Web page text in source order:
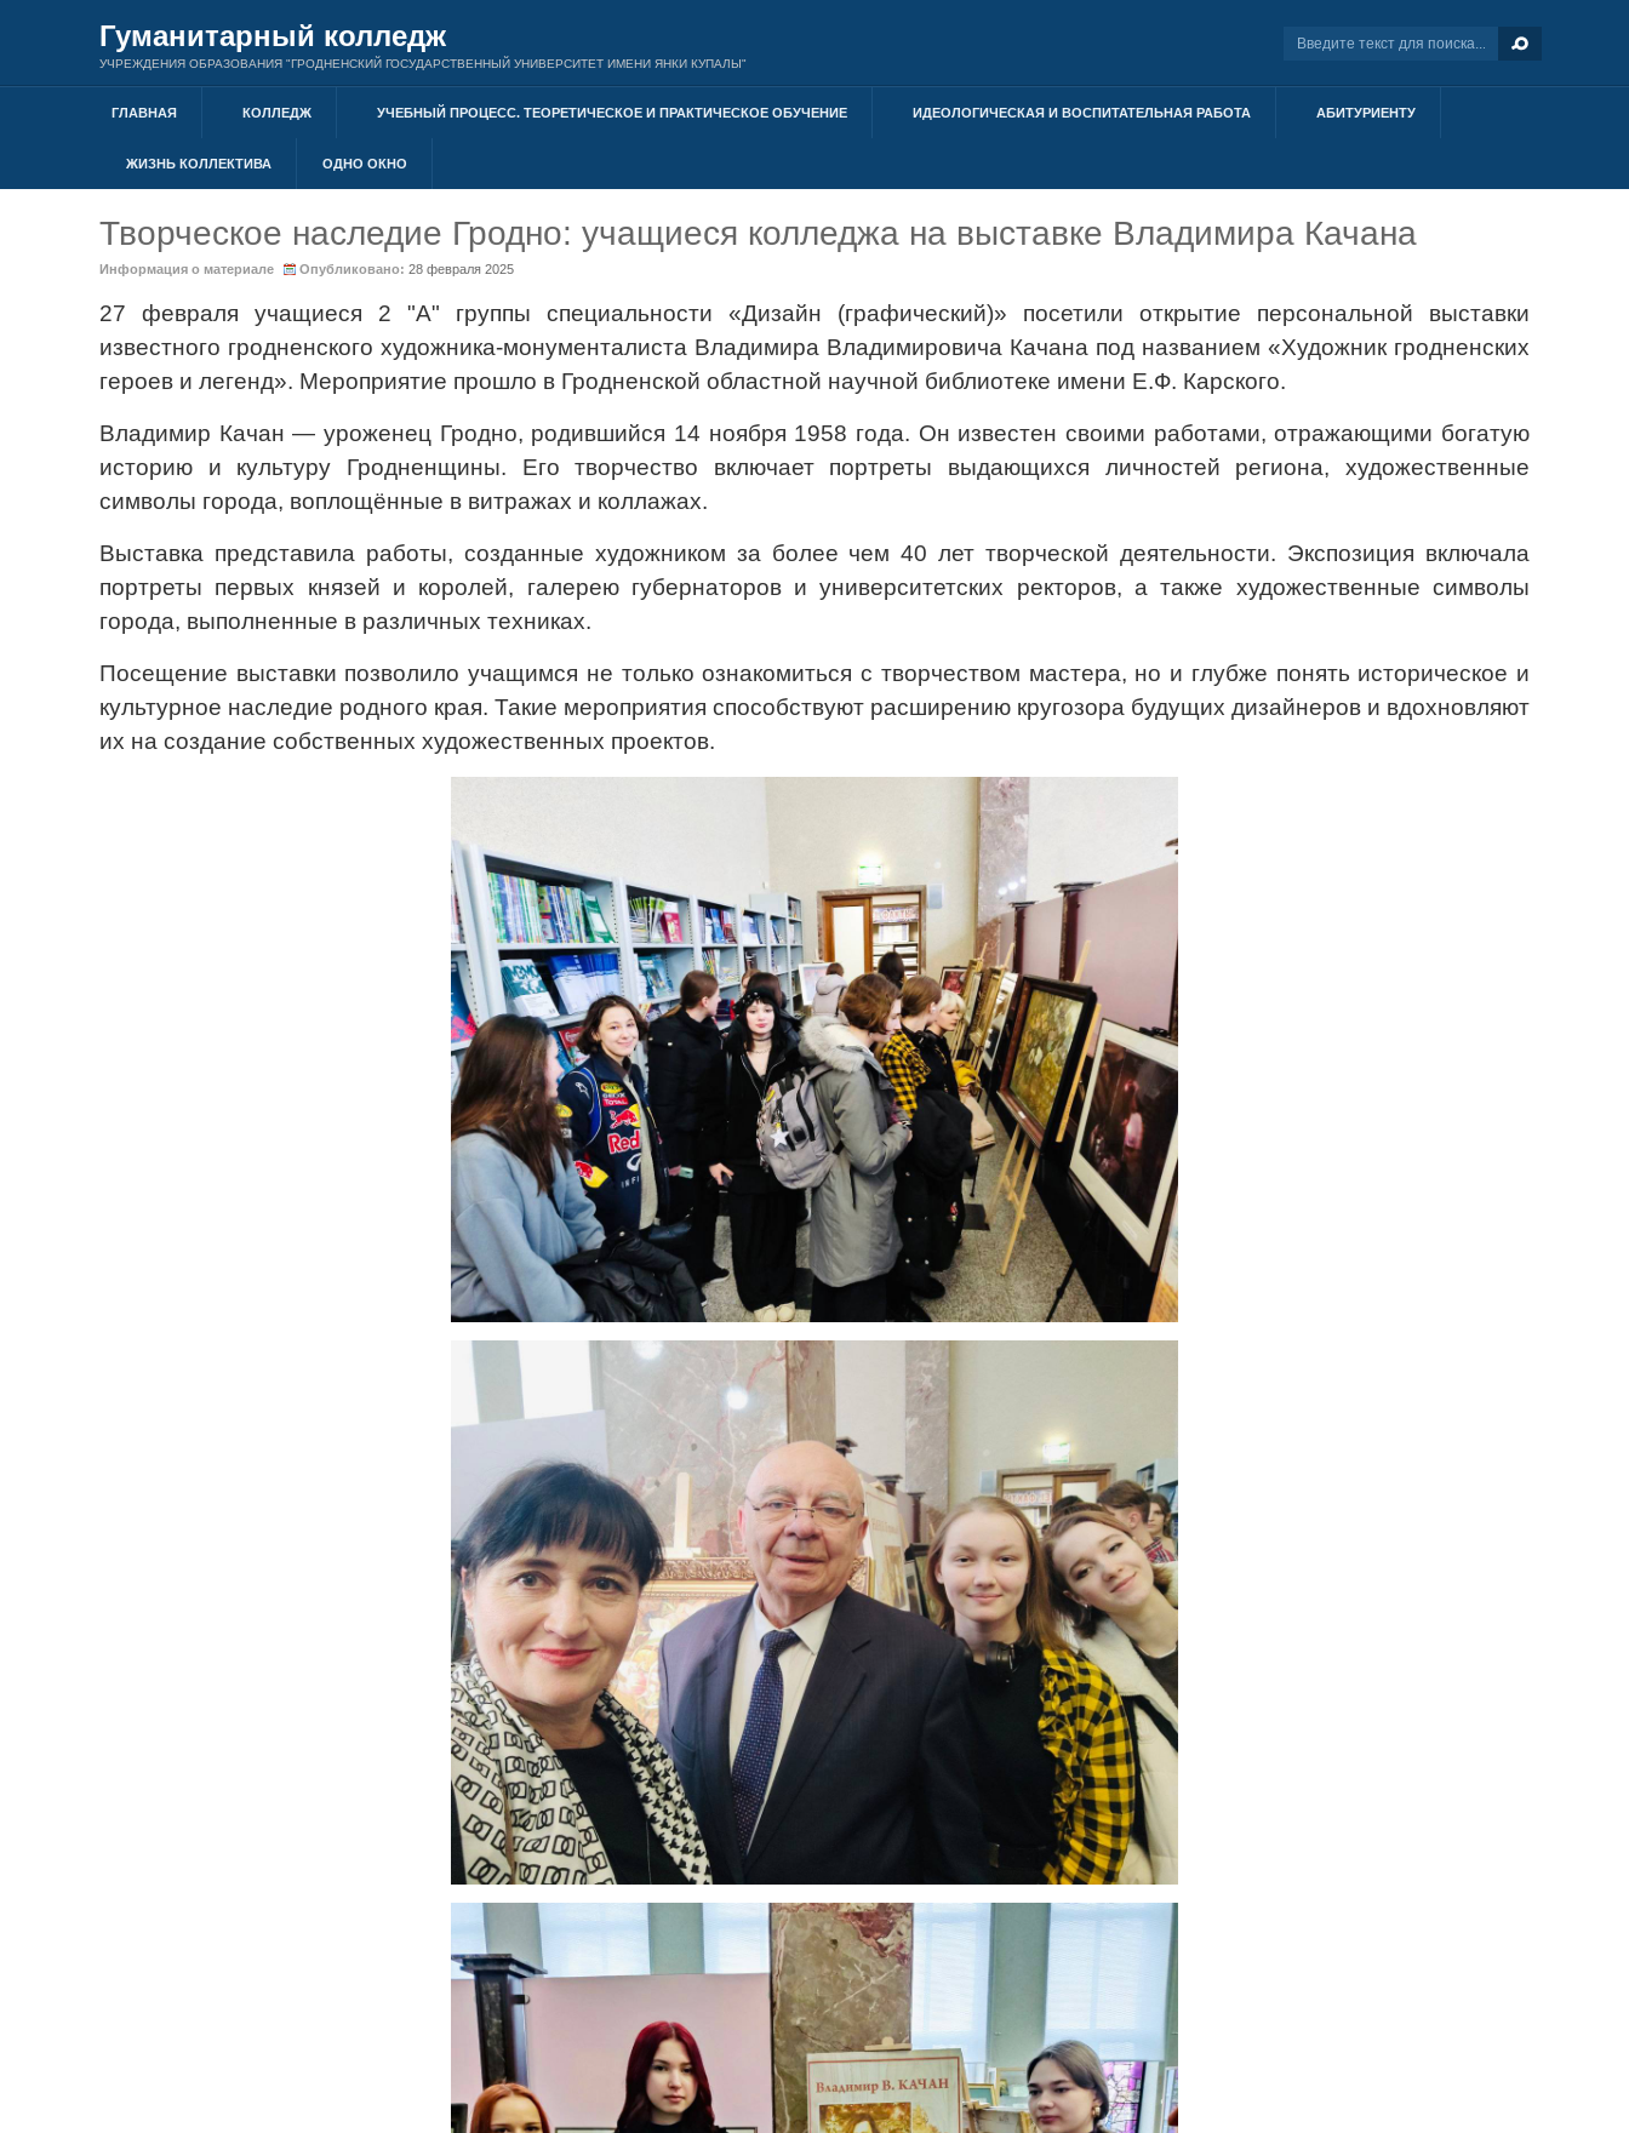
Гуманитарный колледж
УЧРЕЖДЕНИЯ ОБРАЗОВАНИЯ "ГРОДНЕНСКИЙ ГОСУДАРСТВЕННЫЙ УНИВЕРСИТЕТ ИМЕНИ ЯНКИ КУПАЛЫ"
ГЛАВНАЯ КОЛЛЕДЖ УЧЕБНЫЙ ПРОЦЕСС. ТЕОРЕТИЧЕСКОЕ И ПРАКТИЧЕСКОЕ ОБУЧЕНИЕ ИДЕОЛОГИЧЕСКАЯ И ВОСПИТАТЕЛЬНАЯ РАБОТА АБИТУРИЕНТУ
ЖИЗНЬ КОЛЛЕКТИВА ОДНО ОКНО
Творческое наследие Гродно: учащиеся колледжа на выставке Владимира Качана
Информация о материале Опубликовано: 28 февраля 2025
27 февраля учащиеся 2 "А" группы специальности «Дизайн (графический)» посетили открытие персональной выставки
известного гродненского художника-монументалиста Владимира Владимировича Качана под названием «Художник гродненских
героев и легенд». Мероприятие прошло в Гродненской областной научной библиотеке имени Е.Ф. Карского.
Владимир Качан — уроженец Гродно, родившийся 14 ноября 1958 года. Он известен своими работами, отражающими богатую
историю и культуру Гродненщины. Его творчество включает портреты выдающихся личностей региона, художественные
символы города, воплощённые в витражах и коллажах.
Выставка представила работы, созданные художником за более чем 40 лет творческой деятельности. Экспозиция включала
портреты первых князей и королей, галерею губернаторов и университетских ректоров, а также художественные символы
города, выполненные в различных техниках.
Посещение выставки позволило учащимся не только ознакомиться с творчеством мастера, но и глубже понять историческое и
культурное наследие родного края. Такие мероприятия способствуют расширению кругозора будущих дизайнеров и вдохновляют
их на создание собственных художественных проектов.